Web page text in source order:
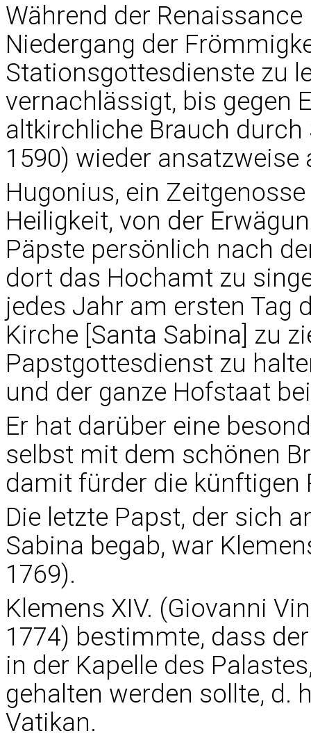
Während der
Niedergang der
Stationsgottesdienste zu
vernachlässigt, bis gegen
altkirchliche Brauch durch
1590) wieder
Hugonius, ein Zeitgenosse
Heiligkeit, von der
Päpste persönlich nach
dort das Hochamt zu
jedes Jahr am ersten Tag
Kirche [Santa Sabina] zu
Papstgottesdienst zu
und der ganze Hofstaat
Er hat darüber eine
selbst mit dem schönen
damit fürder die künftigen
Die letzte Papst, der sich
Sabina begab, war
1769).
Klemens XIV. (Giovanni
1774) bestimmte, dass
in der Kapelle des
gehalten werden sollte, d.
Vatikan.